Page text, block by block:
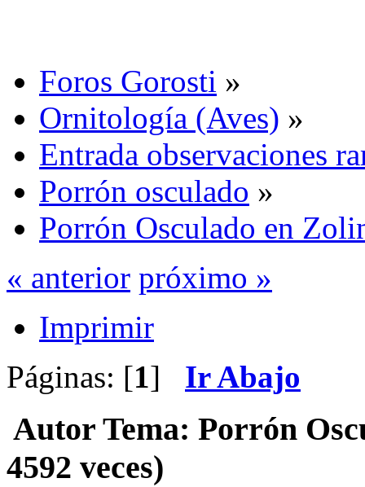
Foros Gorosti »
Ornitología (Aves) »
Entrada observaciones
Porrón osculado »
Porrón Osculado en
« anterior próximo »
Imprimir
Páginas: [1] Ir Abajo
Autor Tema: Porrón
4592 veces)